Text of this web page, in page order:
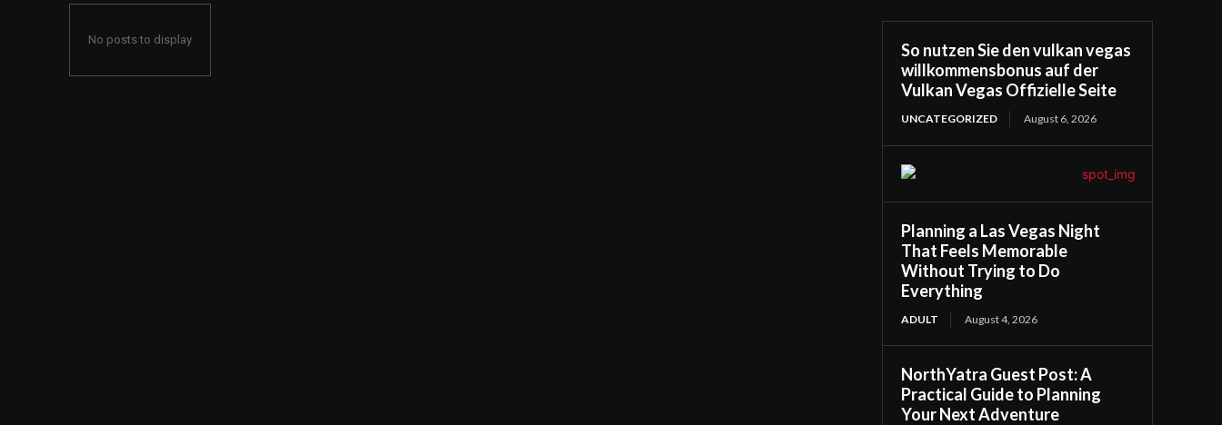
No posts to display
So nutzen Sie den vulkan vegas
willkommensbonus auf der
Vulkan Vegas Offizielle Seite
UNCATEGORIZED August 6, 2026
Planning a Las Vegas Night
That Feels Memorable
Without Trying to Do
Everything
ADULT August 4, 2026
NorthYatra Guest Post: A
Practical Guide to Planning
Your Next Adventure